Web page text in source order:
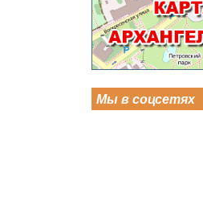
Мы в соцсетях